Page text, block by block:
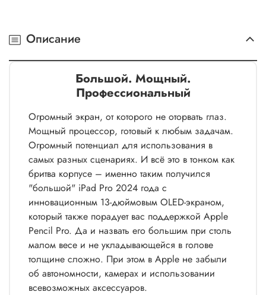
Описание
Большой. Мощный.
Профессиональный
Огромный экран, от которого не оторвать глаз.
Мощный процессор, готовый к любым задачам.
Огромный потенциал для использования в
самых разных сценариях. И всё это в тонком как
бритва корпусе – именно таким получился
"большой" iPad Pro 2024 года с
инновационным 13-дюймовым OLED-экраном,
который также порадует вас поддержкой Apple
Pencil Pro. Да и назвать его большим при столь
малом весе и не укладывающейся в голове
толщине сложно. При этом в Apple не забыли
об автономности, камерах и использовании
всевозможных аксессуаров.